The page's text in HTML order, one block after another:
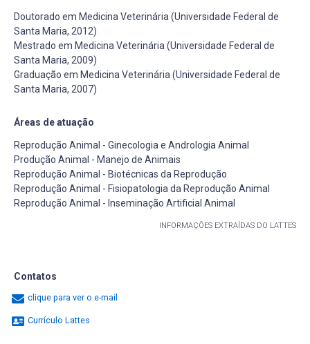
Doutorado em Medicina Veterinária (Universidade Federal de
Santa Maria, 2012)
Mestrado em Medicina Veterinária (Universidade Federal de
Santa Maria, 2009)
Graduação em Medicina Veterinária (Universidade Federal de
Santa Maria, 2007)
Áreas de atuação
Reprodução Animal - Ginecologia e Andrologia Animal
Produção Animal - Manejo de Animais
Reprodução Animal - Biotécnicas da Reprodução
Reprodução Animal - Fisiopatologia da Reprodução Animal
Reprodução Animal - Inseminação Artificial Animal
INFORMAÇÕES EXTRAÍDAS DO LATTES
Contatos
clique para ver o e-mail
Currículo Lattes